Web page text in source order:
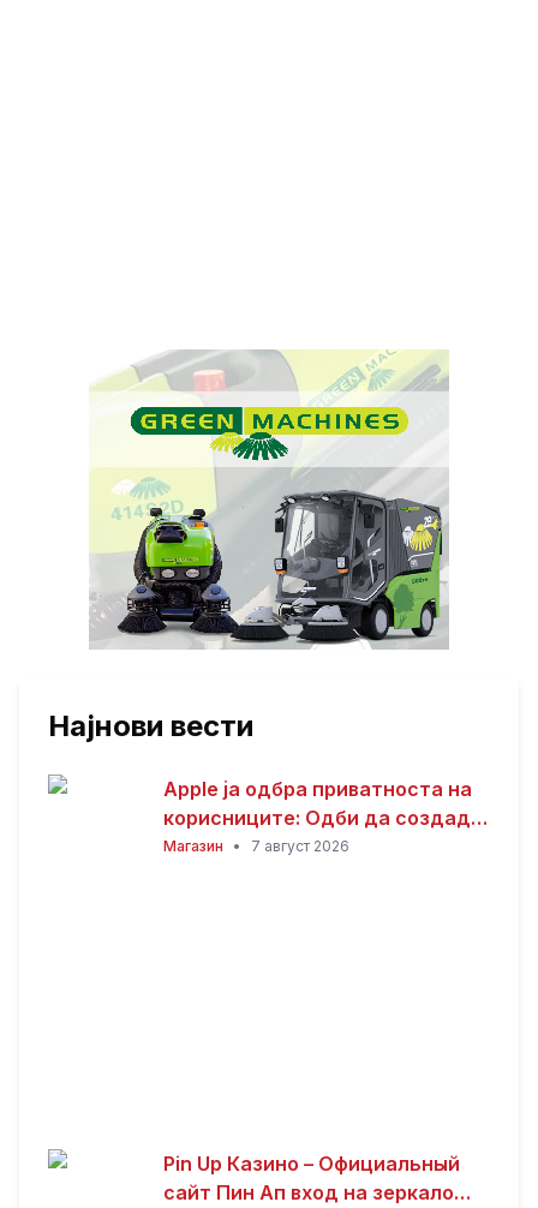
Најнови вести
Apple ја одбра приватноста на
корисниците: Одби да создаде
пристап за полицијата до iCloud
Магазин • 7 август 2026
Pin Up Казино – Официальный
сайт Пин Ап вход на зеркало